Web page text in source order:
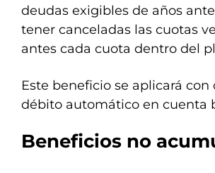
deudas exigibles de años
tener canceladas las cuotas
antes cada cuota dentro del
Este beneficio se aplicará
débito automático en cuenta
Beneficios no